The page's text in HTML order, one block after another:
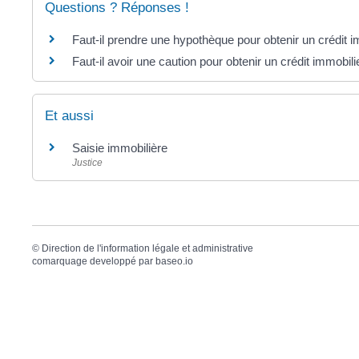
Questions ? Réponses !
Faut-il prendre une hypothèque pour obtenir un crédit
Faut-il avoir une caution pour obtenir un crédit
Et aussi
Saisie immobilière
Justice
© Direction de l'information légale et administrative
comarquage developpé par baseo.io